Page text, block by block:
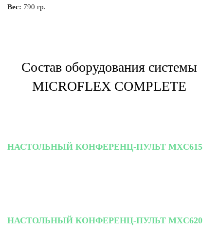
Вес: 790 гр.
Состав оборудования системы
MICROFLEX COMPLETE
НАСТОЛЬНЫЙ КОНФЕРЕНЦ-ПУЛЬТ MXC615
НАСТОЛЬНЫЙ КОНФЕРЕНЦ-ПУЛЬТ MXC620